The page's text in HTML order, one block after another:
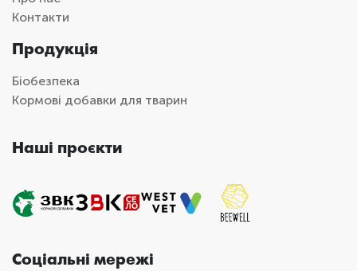
Контакти
Продукція
Біобезпека
Кормові добавки для тварин
Наші проєкти
Соціальні мережі